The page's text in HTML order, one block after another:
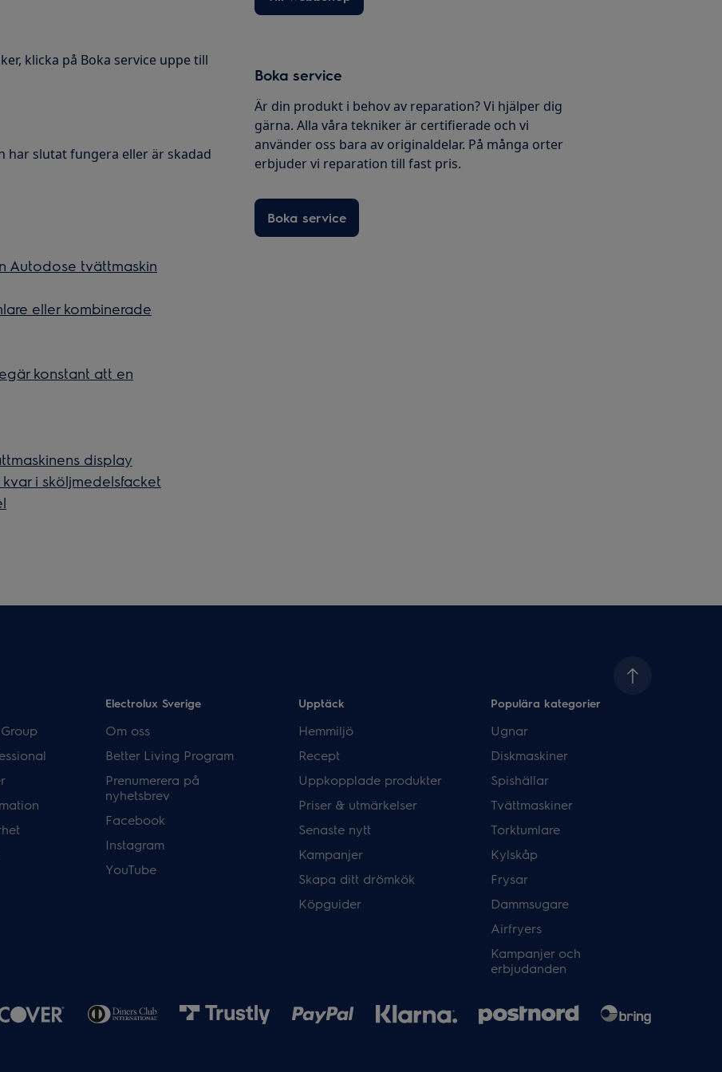
klicka på Boka service uppe till
har slutat fungera eller är skadad
Autodose tvättmaskin
eller kombinerade
konstant att en
display
i sköljmedelsfacket
Boka service
Är din produkt i behov av reparation? Vi hjälper dig
gärna. Alla våra tekniker är certifierade och vi
använder oss bara av originaldelar. På många orter
erbjuder vi reparation till fast pris.
Boka service
Electrolux Sverige
Om oss
Better Living Program
Prenumerera på
nyhetsbrev
Facebook
Instagram
YouTube
Upptäck
Hemmiljö
Recept
Uppkopplade produkter
Priser & utmärkelser
Senaste nytt
Kampanjer
Skapa ditt drömkök
Köpguider
Populära kategorier
Ugnar
Diskmaskiner
Spishällar
Tvättmaskiner
Torktumlare
Kylskåp
Frysar
Dammsugare
Airfryers
Kampanjer och
erbjudanden